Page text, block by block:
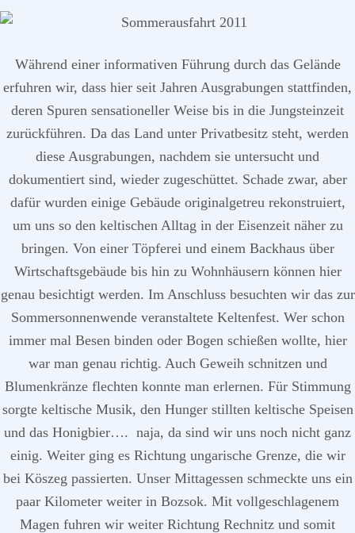
Während einer informativen Führung durch das Gelände
erfuhren wir, dass hier seit Jahren Ausgrabungen stattfinden,
deren Spuren sensationeller Weise bis in die Jungsteinzeit
zurückführen. Da das Land unter Privatbesitz steht, werden
diese Ausgrabungen, nachdem sie untersucht und
dokumentiert sind, wieder zugeschüttet. Schade zwar, aber
dafür wurden einige Gebäude originalgetreu rekonstruiert,
um uns so den keltischen Alltag in der Eisenzeit näher zu
bringen. Von einer Töpferei und einem Backhaus über
Wirtschaftsgebäude bis hin zu Wohnhäusern können hier
genau besichtigt werden. Im Anschluss besuchten wir das zur
Sommersonnenwende veranstaltete Keltenfest. Wer schon
immer mal Besen binden oder Bogen schießen wollte, hier
war man genau richtig. Auch Geweih schnitzen und
Blumenkränze flechten konnte man erlernen. Für Stimmung
sorgte keltische Musik, den Hunger stillten keltische Speisen
und das Honigbier…. naja, da sind wir uns noch nicht ganz
einig. Weiter ging es Richtung ungarische Grenze, die wir
bei Köszeg passierten. Unser Mittagessen schmeckte uns ein
paar Kilometer weiter in Bozsok. Mit vollgeschlagenem
Magen fuhren wir weiter Richtung Rechnitz und somit